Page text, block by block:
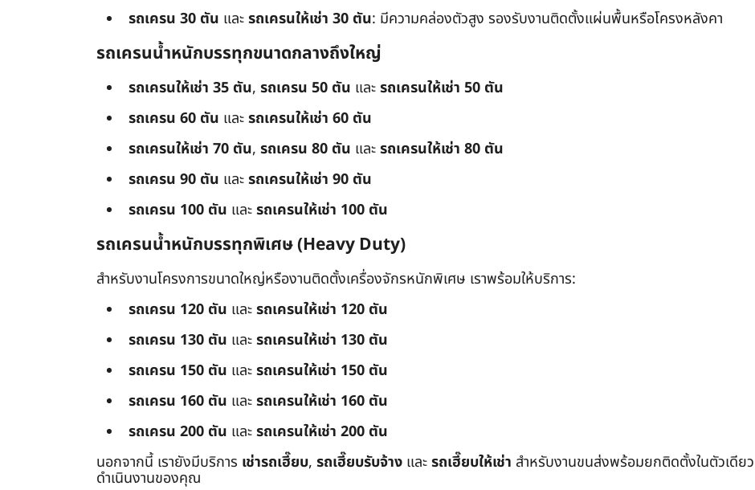
รถเครน 30 ตัน และรถเครนให้เช่า 30 ตัน: มีความคล่องตัวสูง รองรับงานติดตั้งแผ่นพื้นหรือโครงหลังคา
รถเครนน้ำหนักบรรทุกขนาดกลางถึงใหญ่
รถเครนให้เช่า 35 ตัน, รถเครน 50 ตัน และรถเครนให้เช่า 50 ตัน
รถเครน 60 ตัน และรถเครนให้เช่า 60 ตัน
รถเครนให้เช่า 70 ตัน, รถเครน 80 ตัน และรถเครนให้เช่า 80 ตัน
รถเครน 90 ตัน และรถเครนให้เช่า 90 ตัน
รถเครน 100 ตัน และรถเครนให้เช่า 100 ตัน
รถเครนน้ำหนักบรรทุกพิเศษ (Heavy Duty)
สำหรับงานโครงการขนาดใหญ่หรืองานติดตั้งเครื่องจักรหนักพิเศษ เราพร้อมให้บริการ:
รถเครน 120 ตัน และรถเครนให้เช่า 120 ตัน
รถเครน 130 ตัน และรถเครนให้เช่า 130 ตัน
รถเครน 150 ตัน และรถเครนให้เช่า 150 ตัน
รถเครน 160 ตัน และรถเครนให้เช่า 160 ตัน
รถเครน 200 ตัน และรถเครนให้เช่า 200 ตัน
นอกจากนี้ เรายังมีบริการ เช่ารถเฮี๊ยบ, รถเฮี๊ยบรับจ้าง และรถเฮี๊ยบให้เช่า สำหรับงานขนส่งพร้อมยกติดตั้งในตัวเดียว
ดำเนินงานของคุณ